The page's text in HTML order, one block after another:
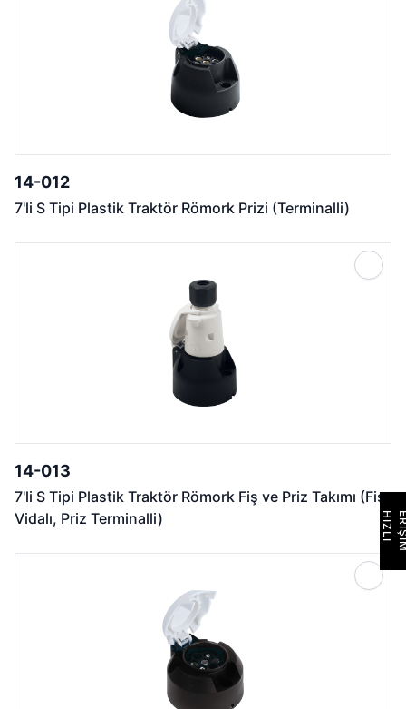
14-012
7'li S Tipi Plastik Traktör Römork Prizi (Terminalli)
14-013
7'li S Tipi Plastik Traktör Römork Fiş ve Priz Takımı (Fiş
Vidalı, Priz Terminalli)
H
I
Z
L
I
E
R
İ
Ş
İ
M